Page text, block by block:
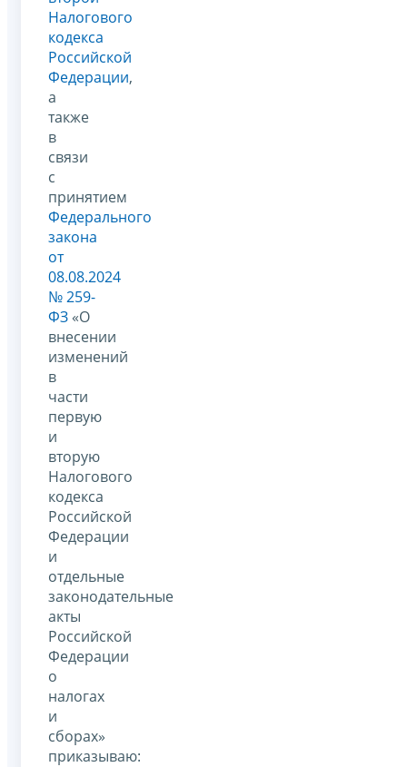
Налогового
кодекса
Российской
Федерации,
а
также
в
связи
с
принятием
Федерального
закона
от
08.08.2024
№ 259-
ФЗ «О
внесении
изменений
в
части
первую
и
вторую
Налогового
кодекса
Российской
Федерации
и
отдельные
законодательные
акты
Российской
Федерации
о
налогах
и
сборах»
приказываю: